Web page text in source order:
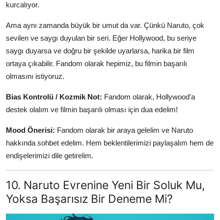
kurcalıyor.
Ama aynı zamanda büyük bir umut da var. Çünkü Naruto, çok
sevilen ve saygı duyulan bir seri. Eğer Hollywood, bu seriye
saygı duyarsa ve doğru bir şekilde uyarlarsa, harika bir film
ortaya çıkabilir. Fandom olarak hepimiz, bu filmin başarılı
olmasını istiyoruz.
Bias Kontrolü / Kozmik Not: Fandom olarak, Hollywood'a
destek olalım ve filmin başarılı olması için dua edelim!
Mood Önerisi: Fandom olarak bir araya gelelim ve Naruto
hakkında sohbet edelim. Hem beklentilerimizi paylaşalım hem de
endişelerimizi dile getirelim.
10. Naruto Evrenine Yeni Bir Soluk Mu,
Yoksa Başarısız Bir Deneme Mi?